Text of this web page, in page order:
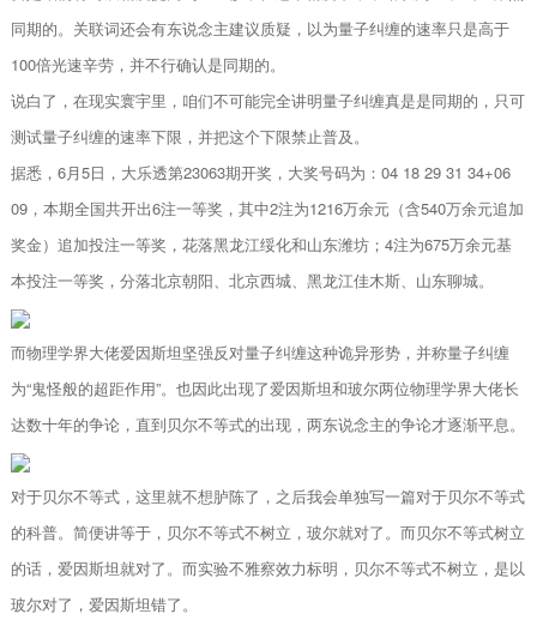
同期的。关联词还会有东说念主建议质疑，以为量子纠缠的速率只是高于
100倍光速辛劳，并不行确认是同期的。
说白了，在现实寰宇里，咱们不可能完全讲明量子纠缠真是是同期的，只可
测试量子纠缠的速率下限，并把这个下限禁止普及。
据悉，6月5日，大乐透第23063期开奖，大奖号码为：04 18 29 31 34+06
09，本期全国共开出6注一等奖，其中2注为1216万余元（含540万余元追加
奖金）追加投注一等奖，花落黑龙江绥化和山东潍坊；4注为675万余元基
本投注一等奖，分落北京朝阳、北京西城、黑龙江佳木斯、山东聊城。
而物理学界大佬爱因斯坦坚强反对量子纠缠这种诡异形势，并称量子纠缠
为“鬼怪般的超距作用”。也因此出现了爱因斯坦和玻尔两位物理学界大佬长
达数十年的争论，直到贝尔不等式的出现，两东说念主的争论才逐渐平息。
对于贝尔不等式，这里就不想胪陈了，之后我会单独写一篇对于贝尔不等式
的科普。简便讲等于，贝尔不等式不树立，玻尔就对了。而贝尔不等式树立
的话，爱因斯坦就对了。而实验不雅察效力标明，贝尔不等式不树立，是以
玻尔对了，爱因斯坦错了。